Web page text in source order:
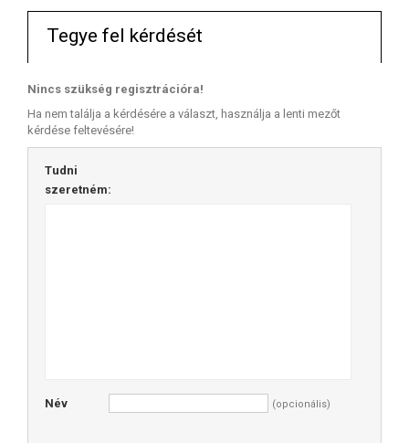
Tegye fel kérdését
Nincs szükség regisztrációra!
Ha nem találja a kérdésére a választ, használja a lenti mezőt
kérdése feltevésére!
Tudni
szeretném:
Név (opcionális)